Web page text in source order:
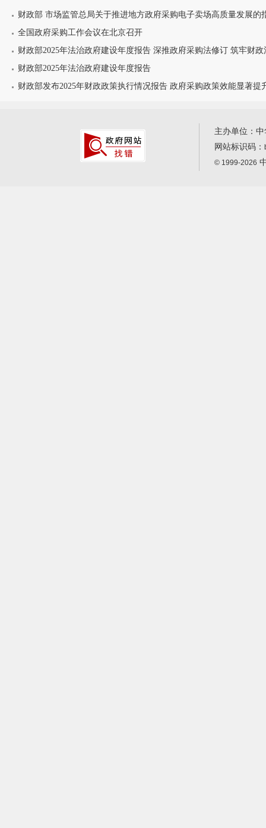
财政部 市场监管总局关于推进地方政府采购电子卖场高质量发展的
全国政府采购工作会议在北京召开
财政部2025年法治政府建设年度报告 深推政府采购法修订 筑牢财政
财政部2025年法治政府建设年度报告
财政部发布2025年财政政策执行情况报告 政府采购政策效能显著提
主办单位：
网站标识码：
© 1999-2026